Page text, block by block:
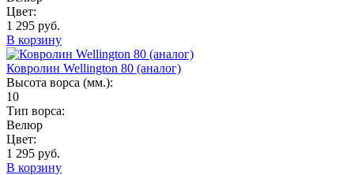
Цвет:
1 295 руб.
В корзину
Ковролин Wellington 80 (аналог)
Высота ворса (мм.):
10
Тип ворса:
Велюр
Цвет:
1 295 руб.
В корзину